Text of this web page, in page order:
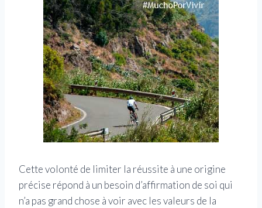
Cette volonté de limiter la réussite à une origine
précise répond à un besoin d’affirmation de soi qui
n’a pas grand chose à voir avec les valeurs de la